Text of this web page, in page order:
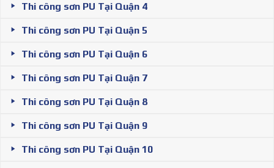
Thi công sơn PU Tại Quận 4
Thi công sơn PU Tại Quận 5
Thi công sơn PU Tại Quận 6
Thi công sơn PU Tại Quận 7
Thi công sơn PU Tại Quận 8
Thi công sơn PU Tại Quận 9
Thi công sơn PU Tại Quận 10